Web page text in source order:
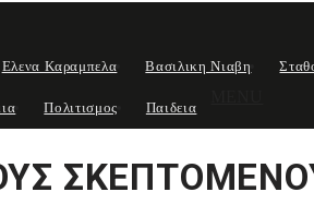
Ελενα Καραμπελα Βασιλικη Νιαβη
Πολιτισμος Παιδεια